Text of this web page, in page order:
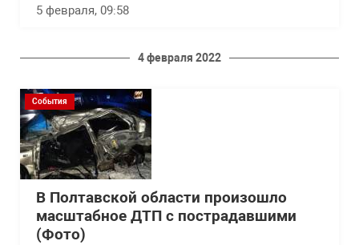
5 февраля, 09:58
4 февраля 2022
События
В Полтавской области произошло
масштабное ДТП с пострадавшими
(Фото)